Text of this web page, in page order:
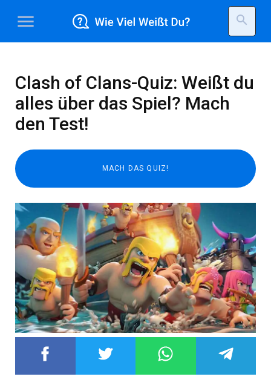
menu search
Clash of Clans-Quiz: Weißt du
alles über das Spiel? Mach
den Test!